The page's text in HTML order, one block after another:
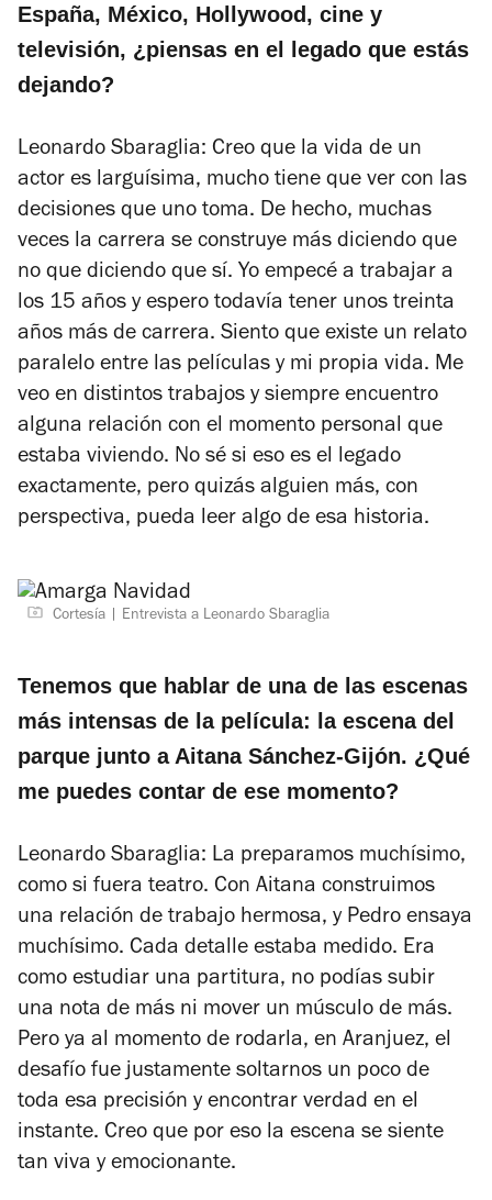
España, México, Hollywood, cine y
televisión, ¿piensas en el legado que estás
dejando?
Leonardo Sbaraglia: Creo que la vida de un
actor es larguísima, mucho tiene que ver con las
decisiones que uno toma. De hecho, muchas
veces la carrera se construye más diciendo que
no que diciendo que sí. Yo empecé a trabajar a
los 15 años y espero todavía tener unos treinta
años más de carrera. Siento que existe un relato
paralelo entre las películas y mi propia vida. Me
veo en distintos trabajos y siempre encuentro
alguna relación con el momento personal que
estaba viviendo. No sé si eso es el legado
exactamente, pero quizás alguien más, con
perspectiva, pueda leer algo de esa historia.
Cortesía Entrevista a Leonardo Sbaraglia
Tenemos que hablar de una de las escenas
más intensas de la película: la escena del
parque junto a Aitana Sánchez-Gijón. ¿Qué
me puedes contar de ese momento?
Leonardo Sbaraglia: La preparamos muchísimo,
como si fuera teatro. Con Aitana construimos
una relación de trabajo hermosa, y Pedro ensaya
muchísimo. Cada detalle estaba medido. Era
como estudiar una partitura, no podías subir
una nota de más ni mover un músculo de más.
Pero ya al momento de rodarla, en Aranjuez, el
desafío fue justamente soltarnos un poco de
toda esa precisión y encontrar verdad en el
instante. Creo que por eso la escena se siente
tan viva y emocionante.